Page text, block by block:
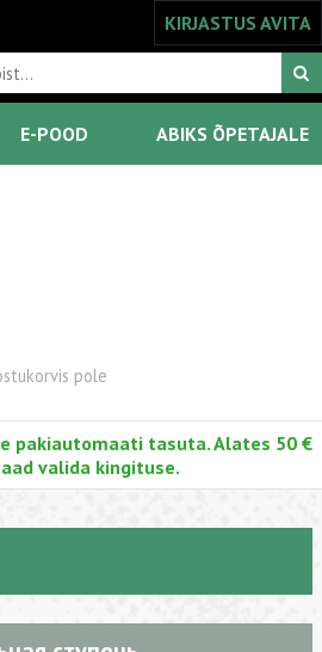
KIRJASTUS AVITA
E-POOD ABIKS ÕPETAJALE
pole
pakiautomaati tasuta. Alates 50 €
valida kingituse.